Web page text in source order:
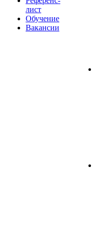
лист
Обучение
Вакансии